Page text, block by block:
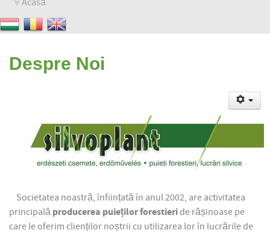
Acasă
Despre Noi
Societatea noastră, înființată în anul 2002, are activitatea
principală producerea puieților forestieride rășinoase pe
care le oferim clienților noștrii cu utilizarea lor în lucrările de